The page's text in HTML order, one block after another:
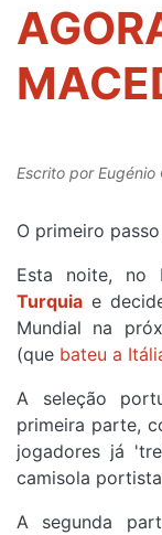
Escrito porEugénio
O primeiro
Esta noite, no
Turquia e
Mundial na
(que bateu a
A seleção
primeira parte,
jogadores já
camisola
A segunda